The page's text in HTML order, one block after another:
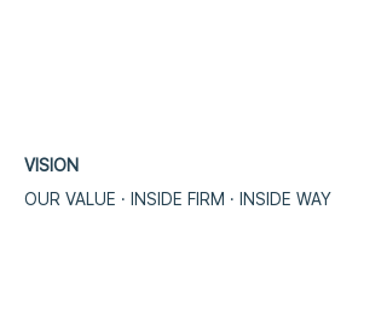
VISION
OUR VALUE · INSIDE FIRM · INSIDE WA​Y